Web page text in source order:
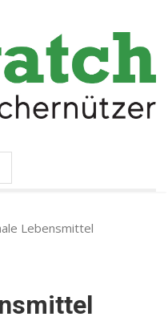
Lebensmittel